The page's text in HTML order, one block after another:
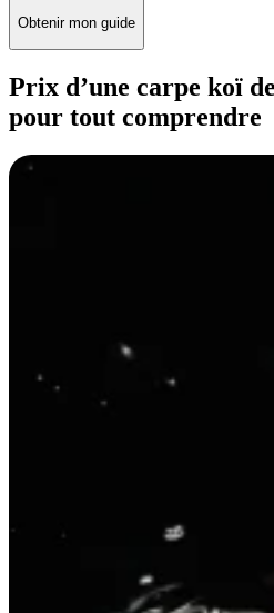
Obtenir mon guide
Prix d’une carpe koï
pour tout comprendre